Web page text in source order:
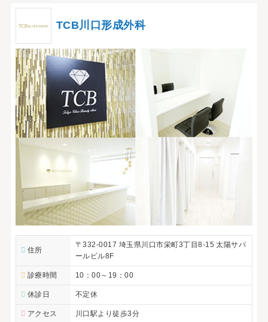
TCB川口形成外科
住所
〒332-0017 埼玉県川口市栄町3丁目8-15 太陽サパ
ールビル8F
診療時間 10：00～19：00
休診日 不定休
アクセス 川口駅より徒歩3分